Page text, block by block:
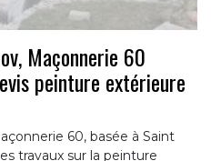
Maçonnerie 60
peinture extérieure
60, basée à Saint
travaux sur la peinture